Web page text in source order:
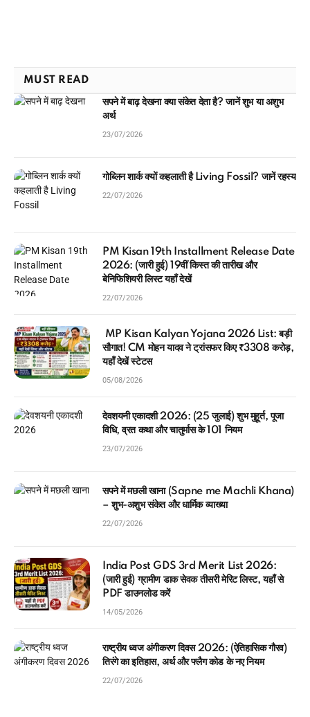
MUST READ
सपने में बाढ़ देखना क्या संकेत देता है? जानें शुभ या अशुभ
अर्थ
23/07/2026
गोब्लिन शार्क क्यों कहलाती है Living Fossil? जानें रहस्य
22/07/2026
PM Kisan 19th Installment Release Date
2026: (जारी हुई) 19वीं किस्त की तारीख और
बेनिफिशियरी लिस्ट यहाँ देखें
22/07/2026
MP Kisan Kalyan Yojana 2026 List: बड़ी
सौगात! CM मोहन यादव ने ट्रांसफर किए ₹3308 करोड़,
यहाँ देखें स्टेटस
05/08/2026
देवशयनी एकादशी 2026: (25 जुलाई) शुभ मुहूर्त, पूजा
विधि, व्रत कथा और चातुर्मास के 101 नियम
23/07/2026
सपने में मछली खाना (Sapne me Machli Khana)
– शुभ-अशुभ संकेत और धार्मिक व्याख्या
22/07/2026
India Post GDS 3rd Merit List 2026:
(जारी हुई) ग्रामीण डाक सेवक तीसरी मेरिट लिस्ट, यहाँ से
PDF डाउनलोड करें
14/05/2026
राष्ट्रीय ध्वज अंगीकरण दिवस 2026: (ऐतिहासिक गौरव)
तिरंगे का इतिहास, अर्थ और फ्लैग कोड के नए नियम
22/07/2026